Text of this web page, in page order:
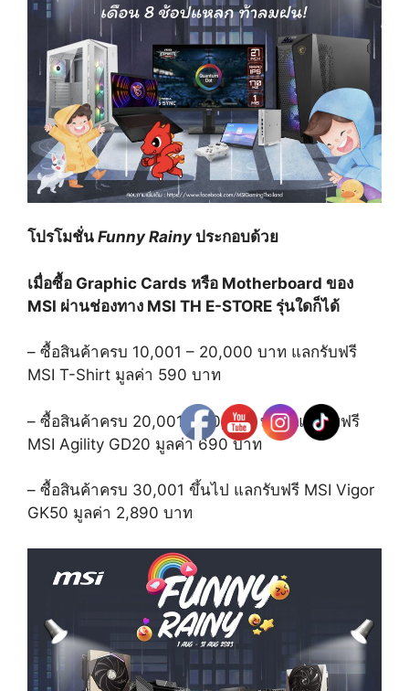
โปรโมชั่น Funny Rainy ประกอบด้วย
เมื่อซื้อ Graphic Cards หรือ Motherboard ของ
MSI ผ่านช่องทาง MSI TH E-STORE รุ่นใดก็ได้
– ซื้อสินค้าครบ 10,001 – 20,000 บาท แลกรับฟรี
MSI T-Shirt มูลค่า 590 บาท
– ซื้อสินค้าครบ 20,001 – 30,000บาท แลกรับฟรี
MSI Agility GD20 มูลค่า690บาท
– ซื้อสินค้าครบ 30,001 ขึ้นไป แลกรับฟรี MSI Vigor
GK50 มูลค่า 2,890 บาท